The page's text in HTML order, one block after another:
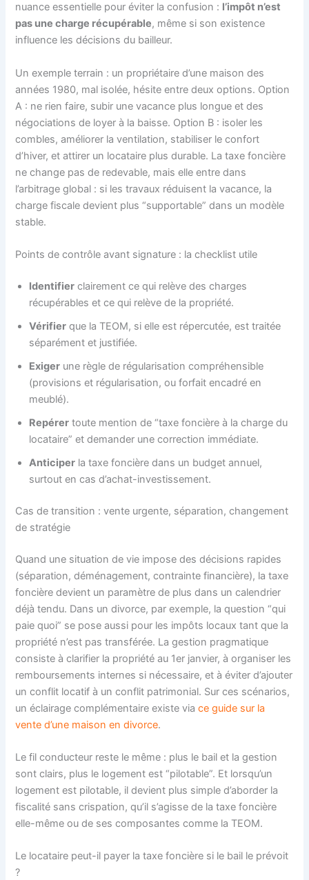
nuance essentielle pour éviter la confusion : l’impôt n’est
pas une charge récupérable, même si son existence
influence les décisions du bailleur.
Un exemple terrain : un propriétaire d’une maison des
années 1980, mal isolée, hésite entre deux options. Option
A : ne rien faire, subir une vacance plus longue et des
négociations de loyer à la baisse. Option B : isoler les
combles, améliorer la ventilation, stabiliser le confort
d’hiver, et attirer un locataire plus durable. La taxe foncière
ne change pas de redevable, mais elle entre dans
l’arbitrage global : si les travaux réduisent la vacance, la
charge fiscale devient plus “supportable” dans un modèle
stable.
Points de contrôle avant signature : la checklist utile
Identifier clairement ce qui relève des charges
récupérables et ce qui relève de la propriété.
Vérifier que la TEOM, si elle est répercutée, est traitée
séparément et justifiée.
Exiger une règle de régularisation compréhensible
(provisions et régularisation, ou forfait encadré en
meublé).
Repérer toute mention de “taxe foncière à la charge du
locataire” et demander une correction immédiate.
Anticiper la taxe foncière dans un budget annuel,
surtout en cas d’achat-investissement.
Cas de transition : vente urgente, séparation, changement
de stratégie
Quand une situation de vie impose des décisions rapides
(séparation, déménagement, contrainte financière), la taxe
foncière devient un paramètre de plus dans un calendrier
déjà tendu. Dans un divorce, par exemple, la question “qui
paie quoi” se pose aussi pour les impôts locaux tant que la
propriété n’est pas transférée. La gestion pragmatique
consiste à clarifier la propriété au 1er janvier, à organiser les
remboursements internes si nécessaire, et à éviter d’ajouter
un conflit locatif à un conflit patrimonial. Sur ces scénarios,
un éclairage complémentaire existe viace guide sur la
vente d’une maison en divorce.
Le fil conducteur reste le même : plus le bail et la gestion
sont clairs, plus le logement est “pilotable”. Et lorsqu’un
logement est pilotable, il devient plus simple d’aborder la
fiscalité sans crispation, qu’il s’agisse de la taxe foncière
elle-même ou de ses composantes comme la TEOM.
Le locataire peut-il payer la taxe foncière si le bail le prévoit
?